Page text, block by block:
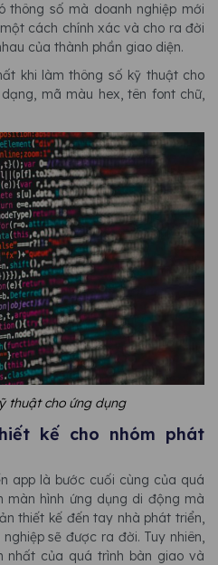
thông số mà doanh nghiệp mới
cách chính xác và cho ra đời
của thành phần giao diện.
khi làm thông số kỹ thuật cho
mã màu hex, tên font chữ,
thuật cho ứng dụng
kế cho nhóm phát
app là bước cuối cùng của quá
màn hình ứng dụng di động mà
thiết kế đến tay nhà phát triển,
sẽ được ra đời. Tuy nhiên,
nhất của quá trình bàn giao và